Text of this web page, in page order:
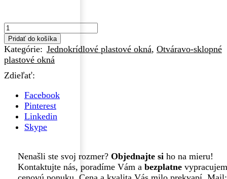
množstvo
600x600mm
Pravé
antracit/biela
farba
otváravo-
sklopné
Pridať do košíka
Kategórie: Jednokrídlové plastové okná, Otváravo-sklopné
plastové okná
Zdieľať:
Facebook
Pinterest
Linkedin
Skype
Nenašli ste svoj rozmer?Objednajte si ho na mieru!
Kontaktujte nás, poradíme Vám abezplatne